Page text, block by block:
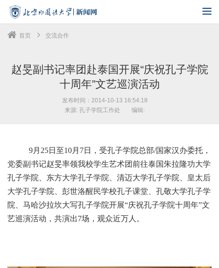
首页 交流合作
赵旻副书记率团赴泰国开展“庆祝孔子学院
十周年”文艺巡演活动
发布时间：2014-10-13 16:54:18
来源: 孔子学院工作处
编辑:
9月25日至10月7日，受孔子学院总部/国家汉办委托，
党委副书记赵旻率领我校学生艺术团前往泰国朱拉隆功大学
孔子学院、东方大学孔子学院、清迈大学孔子学院、皇太后
大学孔子学院、彭世洛醒民学校孔子课堂、孔敬大学孔子学
院、马哈沙拉坎大写孔子学院开展“庆祝孔子学院十周年”文
艺巡演活动，共演出7场，观众近万人。